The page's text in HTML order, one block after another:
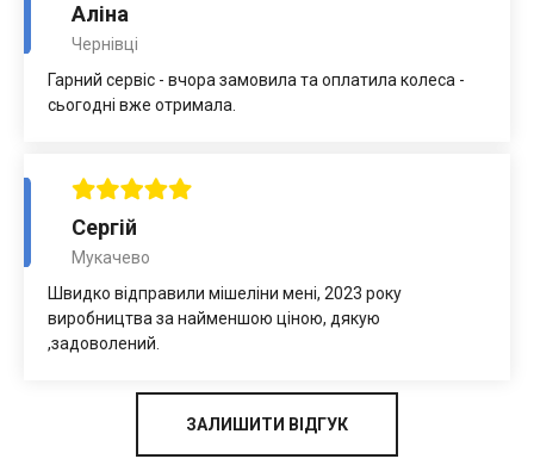
Аліна
Чернівці
Гарний сервіс - вчора замовила та оплатила колеса -
сьогодні вже отримала.
Сергій
Мукачево
Швидко відправили мішеліни мені, 2023 року
виробництва за найменшою ціною, дякую
,задоволений.
ЗАЛИШИТИ ВІДГУК